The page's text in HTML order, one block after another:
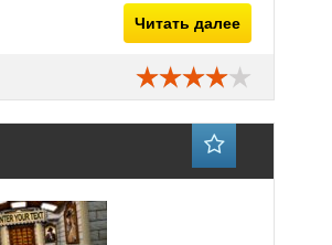
Читать далее